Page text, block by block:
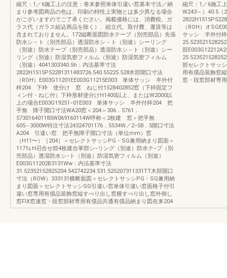
縮尺：1／6施工上の注意：巻末参照単体引違い窓基本寸法／納
まり参考図商品の色は、印刷の特性上実物とは多少異なる場合
がございますのでご了承ください。掲載価格には、消費税、ガ
ラス代（ガラス組込商品を除く）、組立代、取付費、運賃等は
含まれておりません。172縦断面図防水テープ（別売部品）先張
防水シ－ト（別売部品）透湿防水シ－ト（別途）シーリング
（別途）防水テープ（別売部品）透湿防水シ－ト（別途）シー
リング（別途）防湿気密フィルム（別途）防湿気密フィルム
（別途）4041303340.5h：内法基準寸法
2822H1515P52281311483726.540.55225.528木部開口寸法
（ROH）E003G11201EE003G11215E003 単体サッシ 半外付
枠204 下枠 使分け 窓 ねじ付1528402852窓（下枠固定フ
ィン付・ねじ付）下枠形材使分けH1400以上、またはW2000以
上の場合E003G19251−01E003 単体サッシ 半外付枠204 把
手無 障子開口寸法WA20窓＜204＞306．5761．
573016401185W069160114W呼称＜2枚建 窓＞把手無
605∼3000W特注寸法24324701176．5534W／2−58．5開口寸法
A204 引違い窓 把手無障子開口寸法（単位mm）窓
（H11〜）［204］＜セレクトサッシPG・SG兼用納まり図面＞
1171≦H召合せ部4枚建合掌部シ−リング（別途）防水テ−プ（別
売部品）透湿防水シ−ト（別途）防湿気密フィルム（別途）
E003G11202B3131Ww：内法基準寸法
31.52352152825204.542742234.531.525207311331TT木部開口
寸法（ROW）333131横断面図＜セレクトサッシPG・SG兼用納
まり図面＞セレクトサッシSG引違い窓単体引違い窓面格子付引
違い窓専用有償品装飾窓縦すべり出し窓横すべり出し窓外倒し
窓FIX窓連窓・段窓部材専用有償品共通有償品納まり図在来204
縮尺：1／6施工
W243～）40.5（
（ROH）オ
サッシ 半外付
部
部セレクトサッ
用有償品装飾窓
窓・段窓部材専